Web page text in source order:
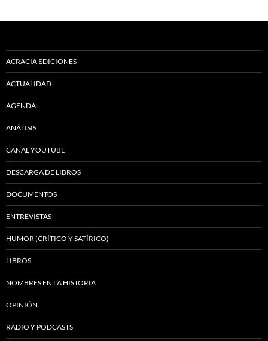
ACRACIA EDICIONES
ACTUALIDAD
AGENDA
ANÁLISIS
CANAL YOUTUBE
DESCARGA DE LIBROS
DOCUMENTOS
ENTREVISTAS
HUMOR (CRÍTICO Y SATÍRICO)
LIBROS
NOMBRES EN LA HISTORIA
OPINIÓN
RADIO Y PODCASTS